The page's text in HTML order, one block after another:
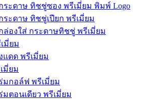
ระดาษ ทิชชู่ซอง พรีเมี่ยม พิมพ์ Logo
ระดาษ ทิชชู่เปียก พรีเมี่ยม
ล่องใส่ กระดาษทิชชู่ พรีเมี่ยม
มี่ยม
แดด พรีเมี่ยม
มี่ยม
มกอล์ฟ พรีเมี่ยม
มตอนเดียว พรีเมี่ยม